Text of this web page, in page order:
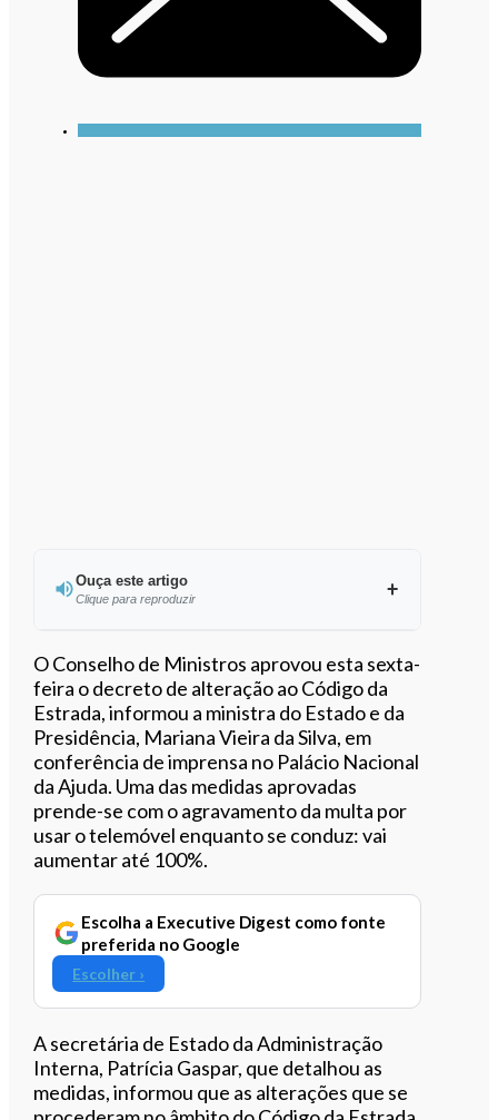
Ouça este artigo
Clique para reproduzir
Ouvir este artigo
O Conselho de Ministros aprovou esta sexta-
feira o decreto de alteração ao Código da
Estrada, informou a ministra do Estado e da
Presidência, Mariana Vieira da Silva, em
conferência de imprensa no Palácio Nacional
da Ajuda. Uma das medidas aprovadas
prende-se com o agravamento da multa por
usar o telemóvel enquanto se conduz: vai
aumentar até 100%.
Escolha a Executive Digest como fonte
preferida no Google
Escolher ›
A secretária de Estado da Administração
Interna, Patrícia Gaspar, que detalhou as
medidas, informou que as alterações que se